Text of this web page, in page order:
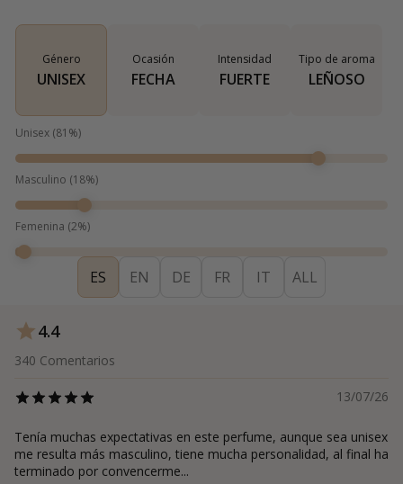
Género
UNISEX
Ocasión
FECHA
Intensidad
FUERTE
Tipo de aroma
LEÑOSO
Unisex (81 %)
Masculino (18%)
Femenina (2%)
ES EN DE FR IT ALL
4.4
340 Comentarios
13/07/26
Tenía muchas expectativas en este perfume, aunque sea unisex
me resulta más masculino, tiene mucha personalidad, al final ha
terminado por convencerme...